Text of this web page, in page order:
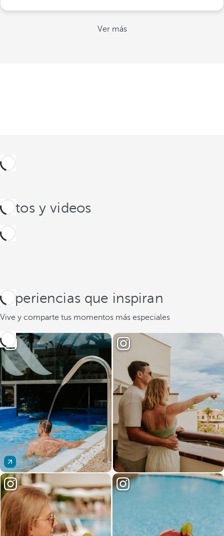
Ver más
Fotos y videos
Experiencias que inspiran
Vive y comparte tus momentos más especiales